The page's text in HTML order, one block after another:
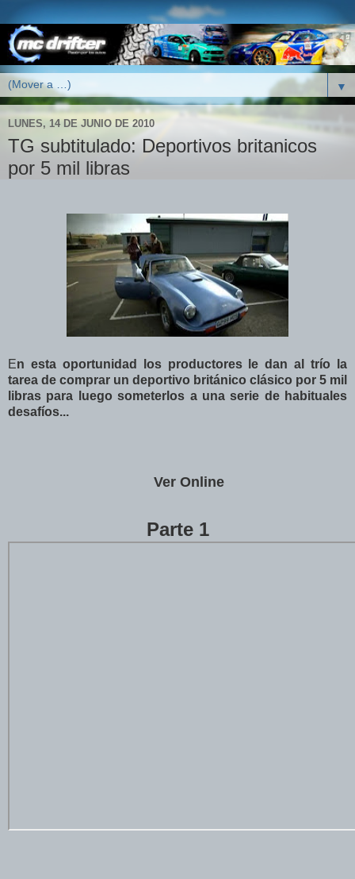
▼
LUNES, 14 DE JUNIO DE 2010
TG subtitulado: Deportivos britanicos
por 5 mil libras
En esta oportunidad los productores le dan al trío la
tarea de comprar un deportivo británico clásico por 5 mil
libras para luego someterlos a una serie de habituales
desafíos...
Ver Online
Parte 1